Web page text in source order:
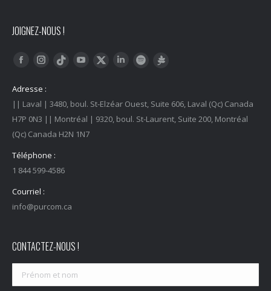
JOIGNEZ-NOUS !
Trouvez nous sur :
FacebookInstagram
Tiktok YouTubeTwitter LinkedInSpotify
Adresse :
|| Laval | 3480, boul. St-Elzéar Ouest, Suite 606, Laval (Qc) Canada
H7P 0N3 || Montréal | 9320, boul. St-Laurent, Suite 200, Montréal
(Qc) Canada H2N 1N7
Téléphone :
1 844 599-4586
Courriel :
info@purcom.ca
CONTACTEZ-NOUS !